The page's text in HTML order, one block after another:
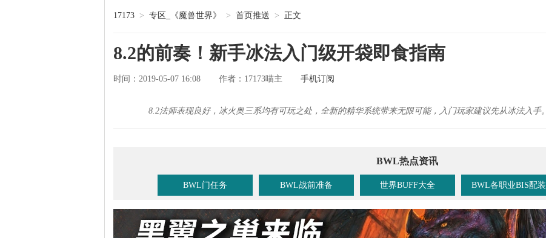
17173 > 专区_《魔兽世界》 > 首页推送 > 正文
8.2的前奏！新手冰法入门级开袋即食指南
时间：2019-05-07 16:08 作者： 17173喵主 手机订阅
8.2法师表现良好，冰火奥三系均有可玩之处，全新的精华系统带来无限可能，入门玩家建议先从冰法入手。
BWL热点资讯
BWL门任务 BWL战前准备 世界BUFF大全 BWL各职业BIS配装